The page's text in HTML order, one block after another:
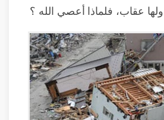
عقاب، فلماذا أعصي الله ؟